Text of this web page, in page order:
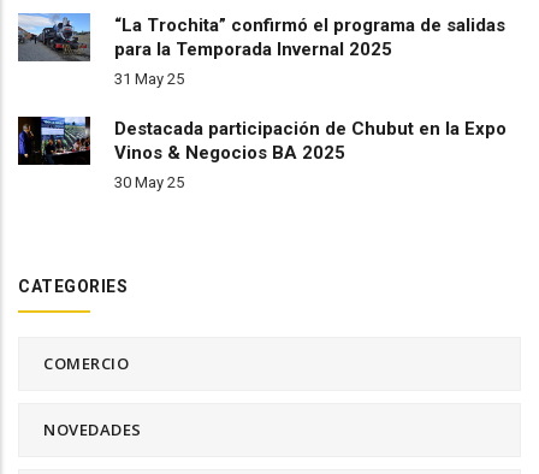
“La Trochita” confirmó el programa de salidas
para la Temporada Invernal 2025
31 May 25
Destacada participación de Chubut en la Expo
Vinos & Negocios BA 2025
30 May 25
CATEGORIES
COMERCIO
NOVEDADES